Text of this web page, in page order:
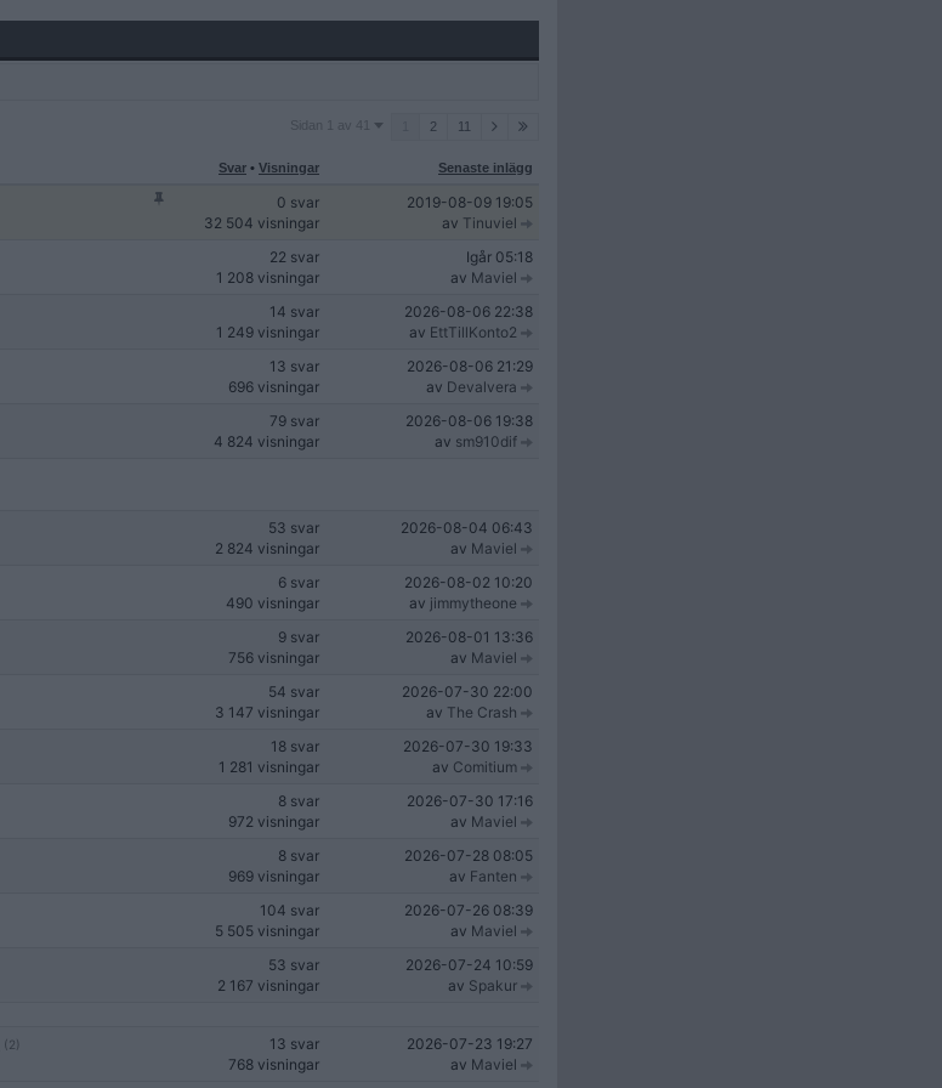
Sidan
41
Sidan 1 av 41 2 11
Svar • Visningar Senaste inlägg
0 svar
32 504 visningar
2019-08-09 19:05
av Tinuviel
22 svar
1 208 visningar
Igår 05:18
av Maviel
14 svar
1 249 visningar
2026-08-06 22:38
av EttTillKonto2
13 svar
696 visningar
2026-08-06 21:29
av Devalvera
79 svar
4 824 visningar
2026-08-06 19:38
av sm910dif
53 svar
2 824 visningar
2026-08-04 06:43
av Maviel
6 svar
490 visningar
2026-08-02 10:20
av jimmytheone
9 svar
756 visningar
2026-08-01 13:36
av Maviel
54 svar
3 147 visningar
2026-07-30 22:00
av The Crash
18 svar
1 281 visningar
2026-07-30 19:33
av Comitium
8 svar
972 visningar
2026-07-30 17:16
av Maviel
8 svar
969 visningar
2026-07-28 08:05
av Fanten
104 svar
5 505 visningar
2026-07-26 08:39
av Maviel
53 svar
2 167 visningar
2026-07-24 10:59
av Spakur
(2)
13 svar
768 visningar
2026-07-23 19:27
av Maviel